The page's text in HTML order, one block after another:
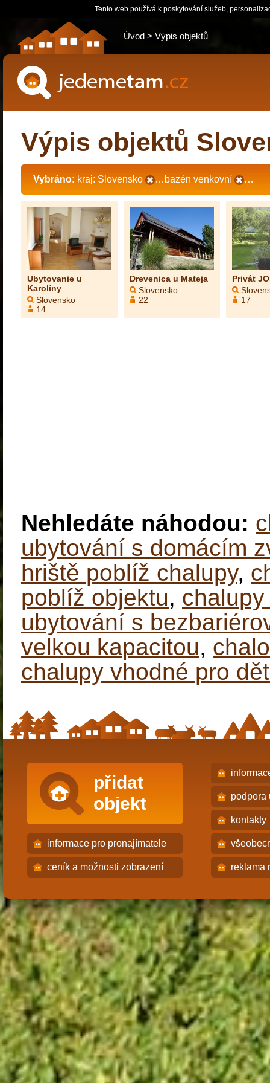
Tento web používá k poskytování služeb,
Úvod > Výpis objektů
jedemetam.cz
Výpis objektů
Vybráno: kraj: Slovensko …bazén venkovní …
Ubytovanie u
Karolíny
Slovensko
14
Drevenica u Mateja
Slovensko
22
Privát
17
Nehledáte náhodou:
ubytování s domácím
hriště poblíž chalupy,
poblíž objektu,
ubytování s
velkou kapacitou,
chalupy vhodné pro
přidat
objekt
informace pro pronajímatele
ceník a možnosti zobrazení
podpora
kontakty
reklama